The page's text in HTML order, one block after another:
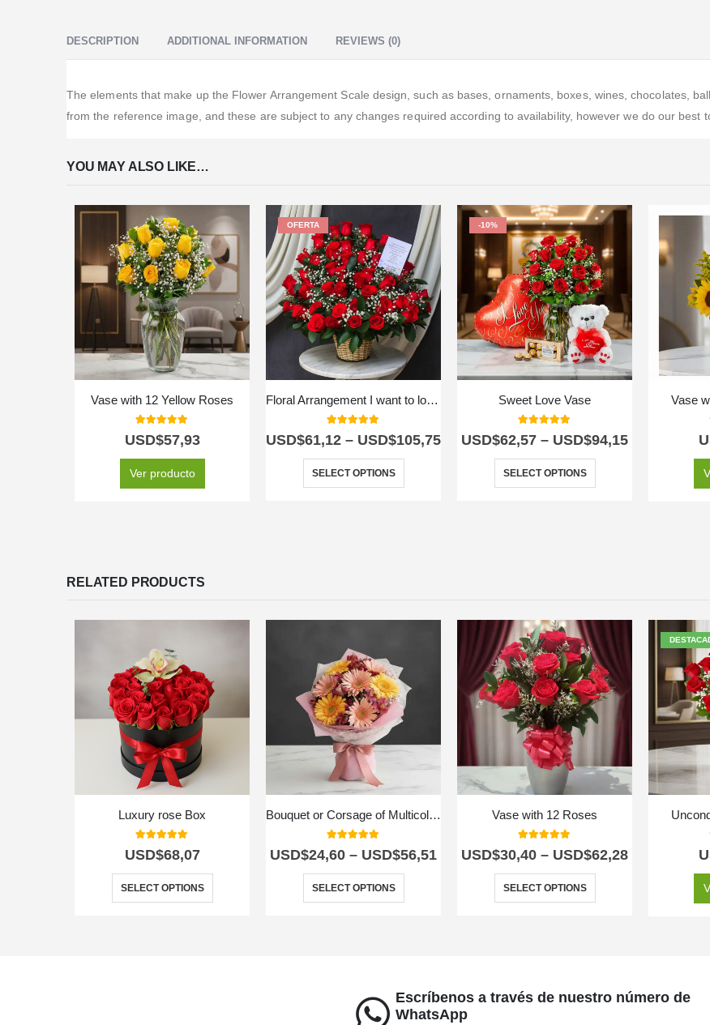
DESCRIPTION ADDITIONAL INFORMATION REVIEWS (0)
The elements that make up the Flower Arrangement Scale design, such as bases, ornaments, boxes, wines, chocolates,
from the reference image, and these are subject to any changes required according to availability, however we do our best
YOU MAY ALSO LIKE…
Vase with 12 Yellow Roses
out of 5
USD$57,93
Ver producto
OFERTA
Floral Arrangement I want to love you
USD$61,12 – USD$105,75
SELECT OPTIONS
-10%
Sweet Love Vase
USD$62,57 – USD$94,15
SELECT OPTIONS
Vase
RELATED PRODUCTS
Luxury rose Box
out of 5
USD$68,07
SELECT OPTIONS
Bouquet or Corsage of Multicolored Gerberas
USD$24,60 – USD$56,51
SELECT OPTIONS
Vase with 12 Roses
USD$30,40 – USD$62,28
SELECT OPTIONS
Escríbenos a través de nuestro número de
WhatsApp